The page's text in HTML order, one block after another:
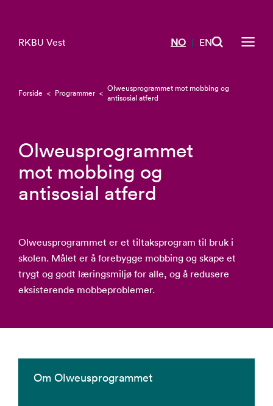
RKBU Vest NO | EN
Forside < Programmer < Olweusprogrammet mot mobbing og
antisosial atferd
Olweusprogrammet
mot mobbing og
antisosial atferd
Olweusprogrammet er et tiltaksprogram til bruk i
skolen. Målet er å forebygge mobbing og skape et
trygt og godt læringsmiljø for alle, og å redusere
eksisterende mobbeproblemer.
Om Olweusprogrammet